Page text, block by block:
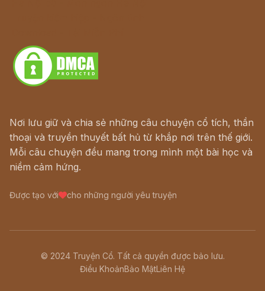
Nơi lưu giữ và chia sẻ những câu chuyện cổ tích, thần
thoại và truyền thuyết bất hủ từ khắp nơi trên thế giới.
Mỗi câu chuyện đều mang trong mình một bài học và
niềm cảm hứng.
Được tạo với cho những người yêu truyện
© 2024 Truyện Cổ. Tất cả quyền được bảo lưu.
Điều KhoảnBảo MậtLiên Hệ